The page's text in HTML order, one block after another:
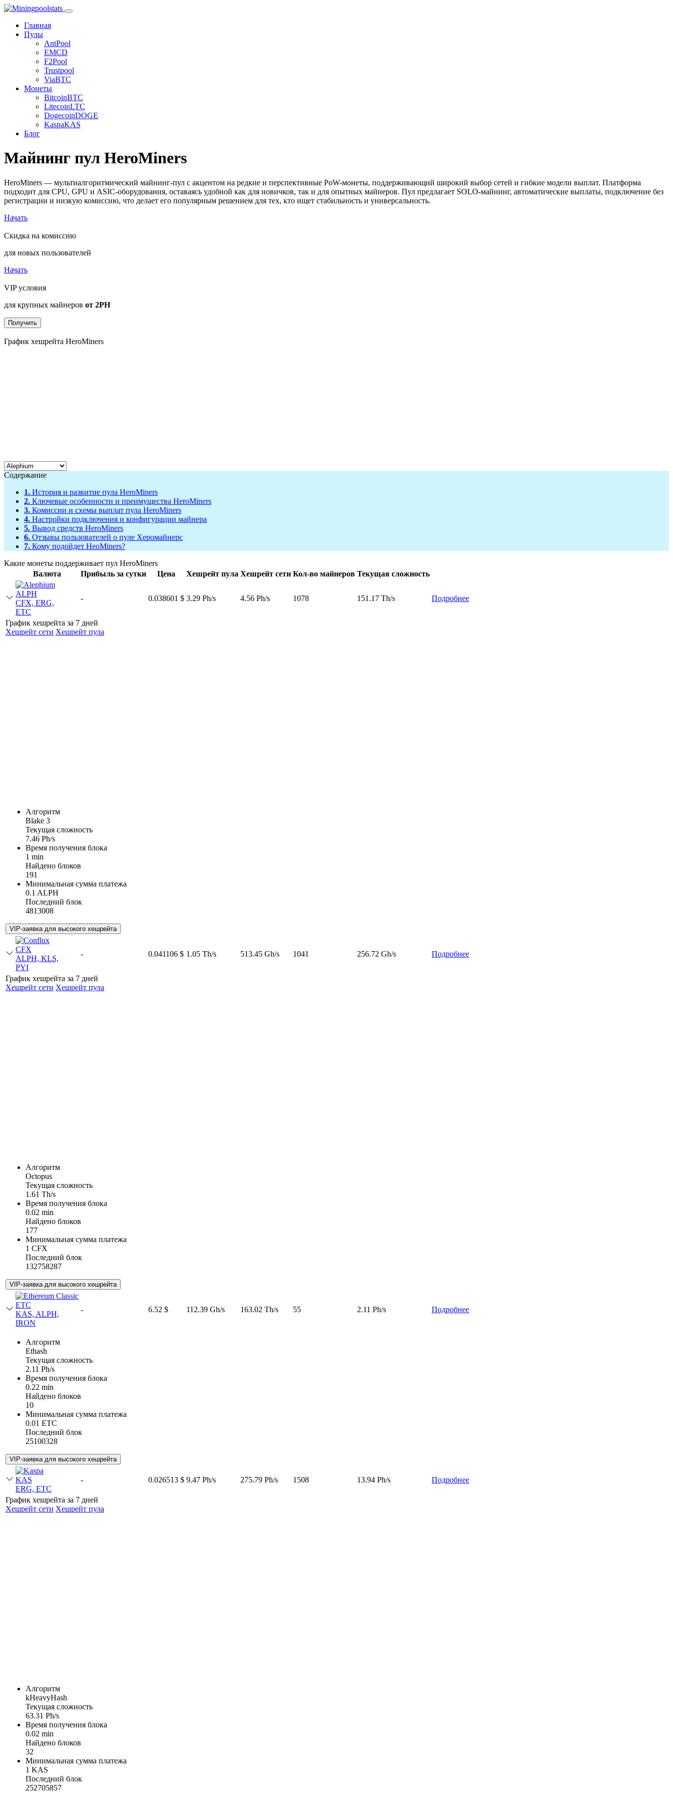
Главная
Пулы
AntPool
EMCD
F2Pool
Trustpool
ViaBTC
Монеты
BitcoinBTC
LitecoinLTC
DogecoinDOGE
KaspaKAS
Блог
Майнинг пул HeroMiners
HeroMiners — мультиалгоритмический майнинг-пул с акцентом на редкие и перспективные PoW-монеты, поддерживающий широкий выбор сетей и гибкие модели выплат. Платформа
подходит для CPU, GPU и ASIC-оборудования, оставаясь удобной как для новичков, так и для опытных майнеров. Пул предлагает SOLO-майнинг, автоматические выплаты, подключение без
регистрации и низкую комиссию, что делает его популярным решением для тех, кто ищет стабильность и универсальность.
Начать
Скидка на комиссию
для новых пользователей
Начать
VIP условия
для крупных майнеров от 2PH
Получить
График хешрейта HeroMiners
Содержание
1. История и развитие пула HeroMiners
2. Ключевые особенности и преимущества HeroMiners
3. Комиссии и схемы выплат пула HeroMiners
4. Настройки подключения и конфигурации майнера
5. Вывод средств HeroMiners
6. Отзывы пользователей о пуле Херомайнерс
7. Кому подойдет HeoMiners?
Какие монеты поддерживает пул HeroMiners
Валюта
Прибыль за сутки Цена Хешрейт пула Хешрейт сети Кол-во майнеров Текущая сложность
ALPH
CFX, ERG,
ETC
- 0.038601 $ 3.29 Ph/s 4.56 Ph/s 1078 151.17 Th/s Подробнее
График хешрейта за 7 дней
Хешрейт сети Хешрейт пула
Алгоритм
Blake 3
Текущая сложность
7.46 Ph/s
Время получения блока
1 min
Найдено блоков
191
Минимальная сумма платежа
0.1 ALPH
Последний блок
4813008
VIP-заявка для высокого хешрейта
CFX
ALPH, KLS,
PYI
- 0.041106 $ 1.05 Th/s 513.45 Gh/s 1041 256.72 Gh/s Подробнее
График хешрейта за 7 дней
Хешрейт сети Хешрейт пула
Алгоритм
Octopus
Текущая сложность
1.61 Th/s
Время получения блока
0.02 min
Найдено блоков
177
Минимальная сумма платежа
1 CFX
Последний блок
132758287
VIP-заявка для высокого хешрейта
ETC
KAS, ALPH,
IRON
- 6.52 $ 112.39 Gh/s 163.02 Th/s 55 2.11 Ph/s Подробнее
Алгоритм
Ethash
Текущая сложность
2.11 Ph/s
Время получения блока
0.22 min
Найдено блоков
10
Минимальная сумма платежа
0.01 ETC
Последний блок
25100328
VIP-заявка для высокого хешрейта
KAS
ERG, ETC
- 0.026513 $ 9.47 Ph/s 275.79 Ph/s 1508 13.94 Ph/s Подробнее
График хешрейта за 7 дней
Хешрейт сети Хешрейт пула
Алгоритм
kHeavyHash
Текущая сложность
63.31 Ph/s
Время получения блока
0.02 min
Найдено блоков
32
Минимальная сумма платежа
1 KAS
Последний блок
252705857